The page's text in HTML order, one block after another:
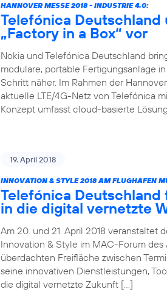
HANNOVER MESSE 2018 - INDUSTRIE 4.0:
Telefónica
„Factory in a Box“ vor
Nokia und Telefónica Deutschland
modulare, portable Fertigungsanlage
Schritt näher. Im Rahmen der
aktuelle LTE/4G-Netz von Telefónica
Konzept umfasst cloud-basierte
19. April 2018
INNOVATION & STYLE 2018 AM FLUGHAFEN
Telefónica
in die digital vernetzte
Am 20. und 21. April 2018
Innovation & Style im MAC-Forum
überdachten Freifläche zwischen
seine innovativen Dienstleistungen,
die digital vernetzte Zukunft […]